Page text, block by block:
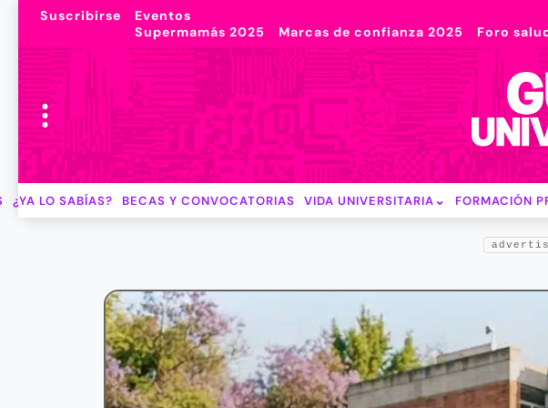
Suscribirse
Eventos
Supermamás 2025
Marcas de confianza 2025 Foro
¿YA LO SABÍAS? BECAS Y CONVOCATORIAS VIDA UNIVERSITARIA FORMACIÓN